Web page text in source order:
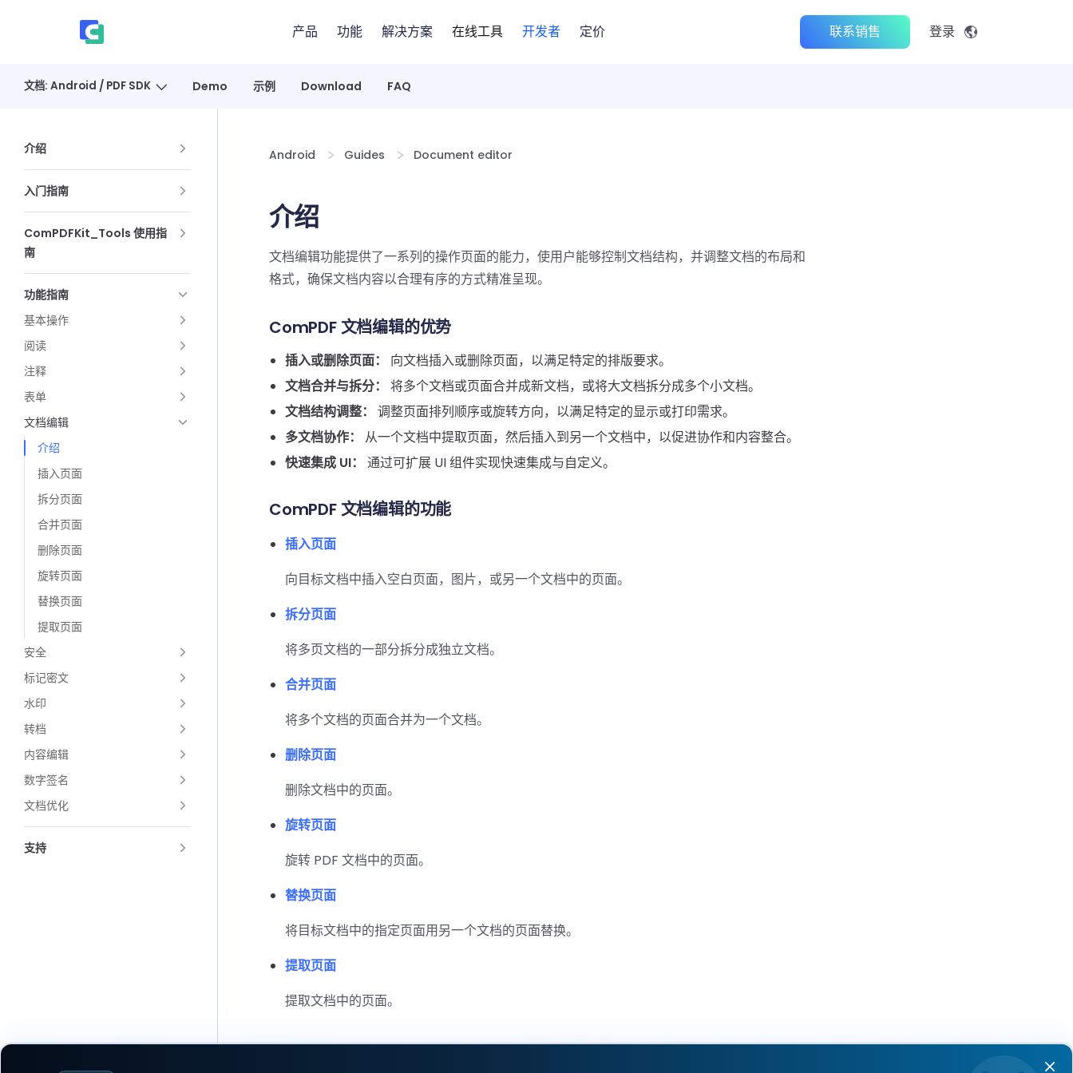
Skip to content 产品 功能 解决方案 在线工具 开发者 定价 联系销售 登录
文档: Android / PDF SDK Demo 示例 Download FAQ
介绍
入门指南
ComPDFKit_Tools 使用指
南
功能指南
基本操作
阅读
注释
表单
文档编辑
介绍
插入页面
拆分页面
合并页面
删除页面
旋转页面
替换页面
提取页面
安全
标记密文
水印
转档
内容编辑
数字签名
文档优化
支持
Android Guides Document editor
介绍
文档编辑功能提供了一系列的操作页面的能力，使用户能够控制文档结构，并调整文档的布局和
格式，确保文档内容以合理有序的方式精准呈现。
ComPDF 文档编辑的优势
插入或删除页面：
向文档插入或删除页面，以满足特定的排版要求。
文档合并与拆分：
将多个文档或页面合并成新文档，或将大文档拆分成多个小文档。
文档结构调整：
调整页面排列顺序或旋转方向，以满足特定的显示或打印需求。
多文档协作：
从一个文档中提取页面，然后插入到另一个文档中，以促进协作和内容整合。
快速集成 UI：
通过可扩展 UI 组件实现快速集成与自定义。
ComPDF 文档编辑的功能
插入页面
向目标文档中插入空白页面，图片，或另一个文档中的页面。
拆分页面
将多页文档的一部分拆分成独立文档。
合并页面
将多个文档的页面合并为一个文档。
删除页面
删除文档中的页面。
旋转页面
旋转 PDF 文档中的页面。
替换页面
将目标文档中的指定页面用另一个文档的页面替换。
提取页面
提取文档中的页面。